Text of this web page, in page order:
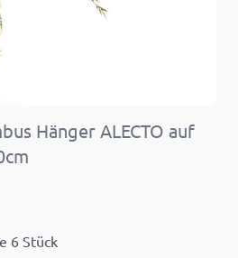
Hänger ALECTO auf
6 Stück